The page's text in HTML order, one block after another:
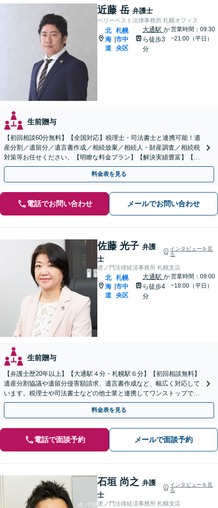
近藤 岳 弁護士
ベリーベスト法律事務所 札幌オフィス
北
海
道
|
札幌
市中
央区
大通駅 か
ら徒歩3
分
営業時間：09:30
~21:00（平日）
生前贈与
【初回相談60分無料】【全国対応】税理士・司法書士と連携可能！遺
産分割／遺留分／遺言書作成／相続放棄／相続人・財産調査／相続税
対策等お任せください。【明瞭な料金プラン】【解決実績豊富】【電
話相談可】
料金表を見る
電話でお問い合わせ メールでお問い合わせ
佐藤 光子 弁護
士
インタビューを見
る
虎ノ門法律経済事務所 札幌支店
北
海
道
|
札幌
市中
央区
大通駅 か
ら徒歩4
分
営業時間：09:00
~18:00（平日）
生前贈与
【弁護士歴20年以上】【大通駅４分・札幌駅６分】【初回相談無料】
遺産分割協議や遺留分侵害額請求、遺言書作成など、幅広く対応して
います。税理士や司法書士などの他士業と連携してワンストップでの
解決が可能です。ぜひご相談ください。
料金表を見る
電話で面談予約 メールで面談予約
石垣 尚之 弁護
士
インタビューを見
る
虎ノ門法律経済事務所 札幌支店